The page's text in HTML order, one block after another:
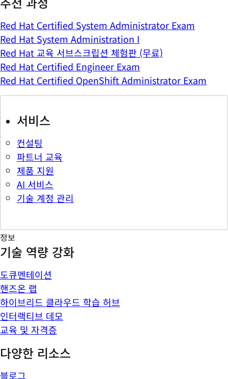
Red Hat Certified System Administrator Exam
Red Hat System Administration I
Red Hat 교육 서브스크립션 체험판 (무료)
Red Hat Certified Engineer Exam
Red Hat Certified OpenShift Administrator Exam
서비스
컨설팅
파트너 교육
제품 지원
AI 서비스
기술 계정 관리
정보
기술 역량 강화
도큐멘테이션
핸즈온 랩
하이브리드 클라우드 학습 허브
인터랙티브 데모
교육 및 자격증
다양한 리소스
블로그